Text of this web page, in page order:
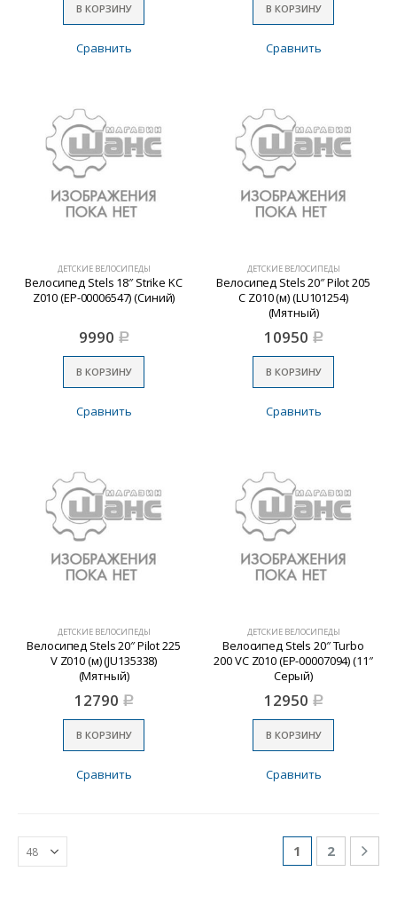
В КОРЗИНУ
Сравнить
В КОРЗИНУ
Сравнить
ДЕТСКИЕ ВЕЛОСИПЕДЫ
Велосипед Stels 18″ Strike KC
Z010 (EP-00006547) (Синий)
9990 Р
В КОРЗИНУ
Сравнить
ДЕТСКИЕ ВЕЛОСИПЕДЫ
Велосипед Stels 20″ Pilot 205
C Z010 (м) (LU101254)
(Мятный)
10950 Р
В КОРЗИНУ
Сравнить
ДЕТСКИЕ ВЕЛОСИПЕДЫ
Велосипед Stels 20″ Pilot 225
V Z010 (м) (JU135338)
(Мятный)
12790 Р
В КОРЗИНУ
Сравнить
ДЕТСКИЕ ВЕЛОСИПЕДЫ
Велосипед Stels 20″ Turbo
200 VC Z010 (EP-00007094) (11″
Серый)
12950 Р
В КОРЗИНУ
Сравнить
1 2